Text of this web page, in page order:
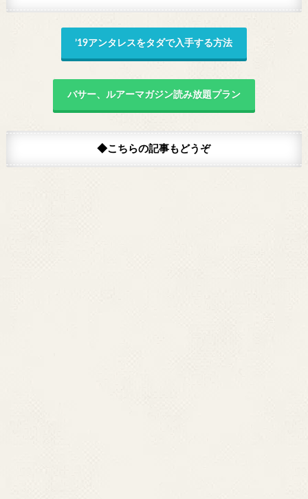
’19アンタレスをタダで入手する方法
バサー、ルアーマガジン読み放題プラン
◆こちらの記事もどうぞ